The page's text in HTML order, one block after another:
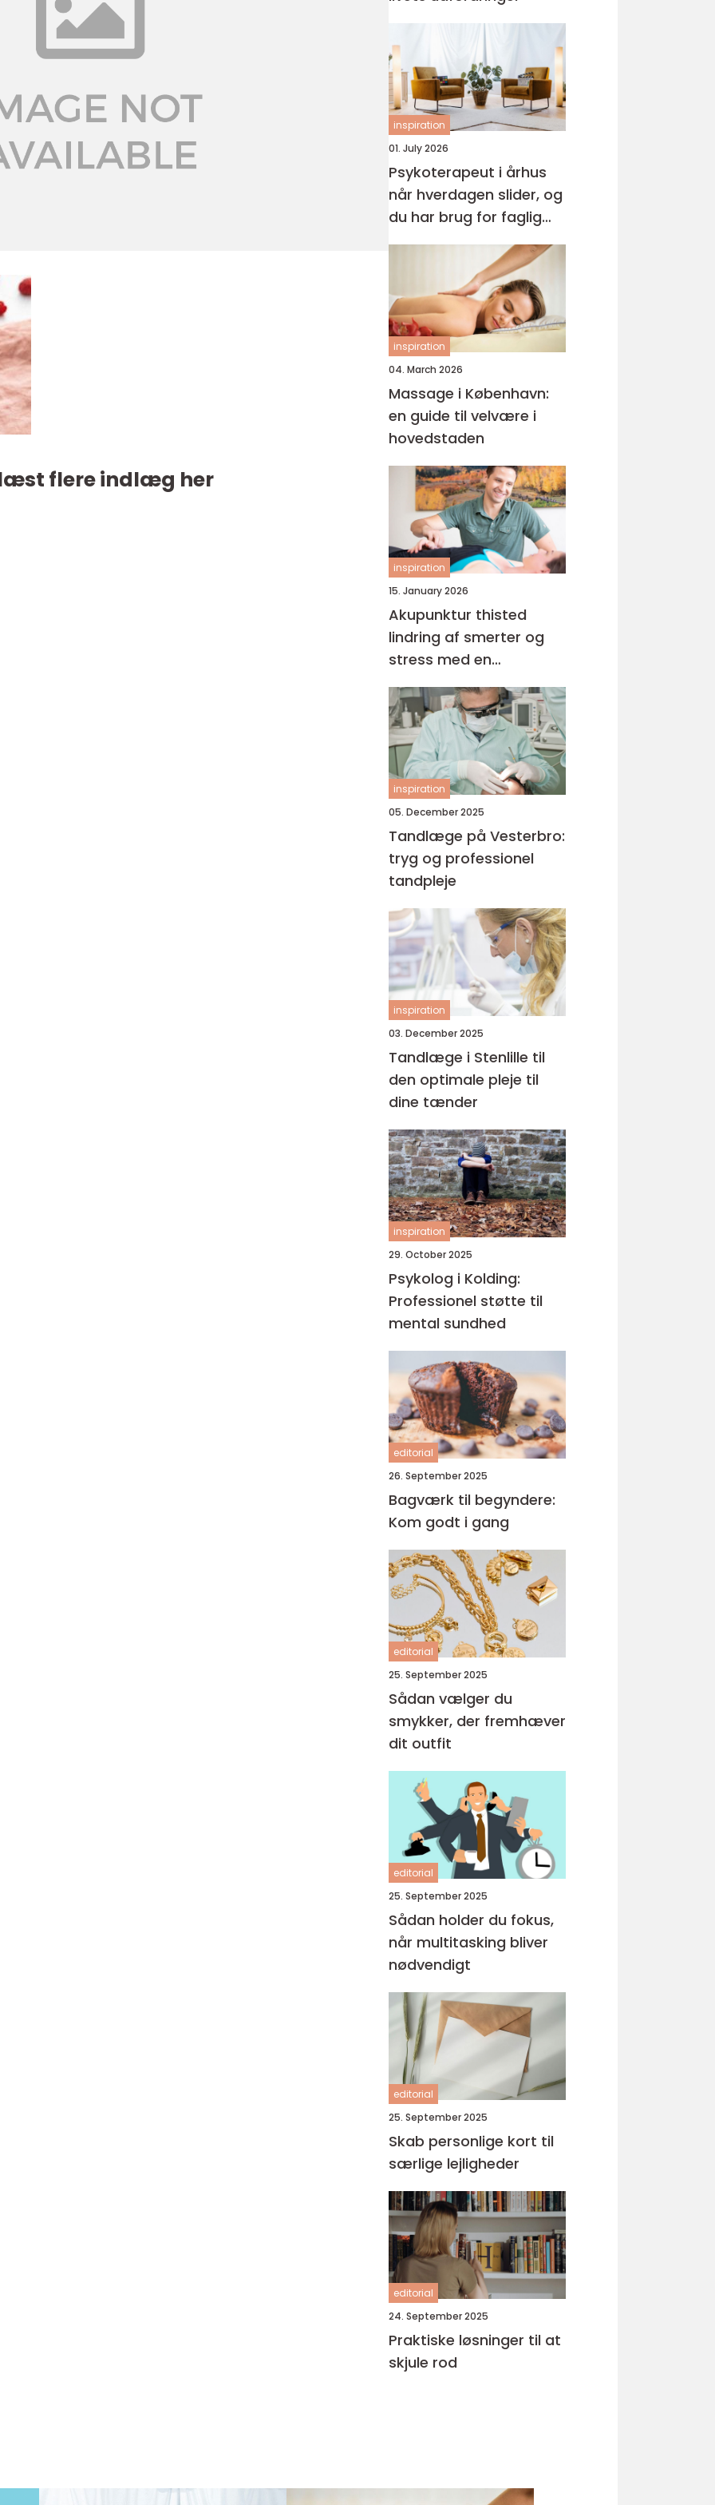
flere indlæg her
inspiration
01. July 2026
Psykoterapeut i århus
når hverdagen slider, og
du har brug for faglig
støtte
inspiration
04. March 2026
Massage i København:
en guide til velvære i
hovedstaden
inspiration
15. January 2026
Akupunktur thisted
lindring af smerter og
stress med en
helhedsorienteret
tilgang
inspiration
05. December 2025
Tandlæge på Vesterbro:
tryg og professionel
tandpleje
inspiration
03. December 2025
Tandlæge i Stenlille til
den optimale pleje til
dine tænder
inspiration
29. October 2025
Psykolog i Kolding:
Professionel støtte til
mental sundhed
editorial
26. September 2025
Bagværk til begyndere:
Kom godt i gang
editorial
25. September 2025
Sådan vælger du
smykker, der fremhæver
dit outfit
editorial
25. September 2025
Sådan holder du fokus,
når multitasking bliver
nødvendigt
editorial
25. September 2025
Skab personlige kort til
særlige lejligheder
editorial
24. September 2025
Praktiske løsninger til at
skjule rod